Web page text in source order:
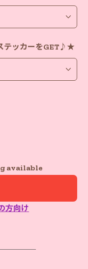
テッカーをGET♪★
available
方向け